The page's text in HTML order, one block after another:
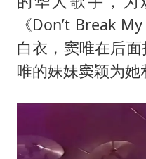
《Don’t Break
白衣，窦唯在后
唯的妹妹窦颖为她